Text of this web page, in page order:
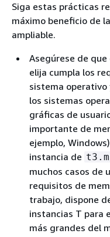
Siga estas prácticas
máximo beneficio de
ampliable.
Asegúrese de
elija cumpla los
sistema operativo
los sistemas
gráficas de
importante de
ejemplo,
instancia de
muchos casos de
requisitos de
trabajo, dispone
instancias T para
más grandes del